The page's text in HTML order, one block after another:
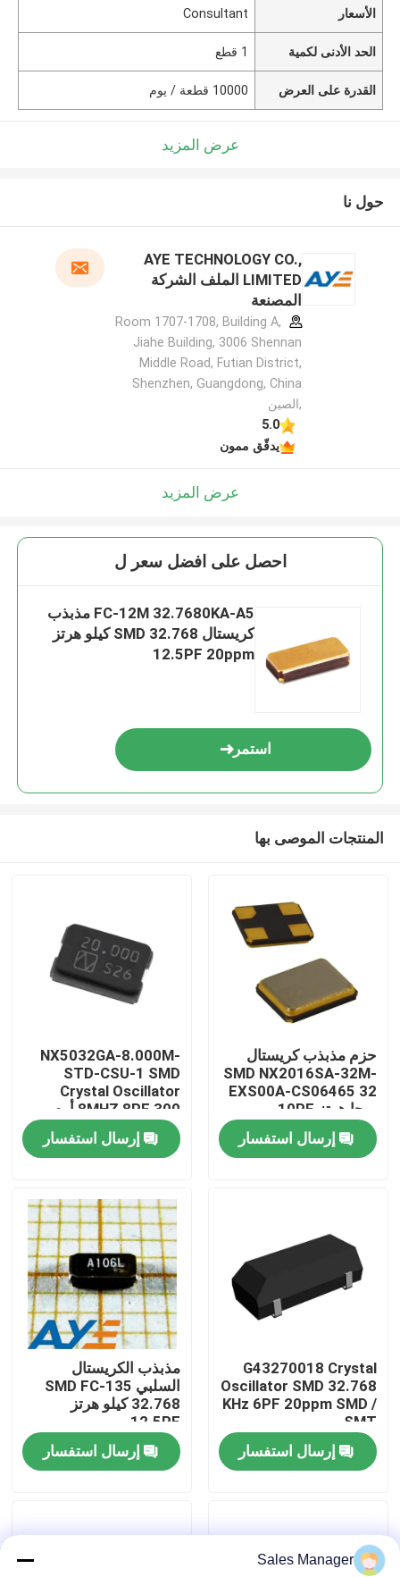
بيت
منتجات
جولة في المعمل
اتصل بنا
اطلب اقتباس
الدوائر المتكاملة IC
الأسعار Consultant
الحد الأدنى لكمية 1 قطع
القدرة على العرض 10000 قطعة / يوم
عرض المزيد
حول نا
AYE TECHNOLOGY CO.,
LIMITED الملف الشركة
المصنعة
Room 1707-1708, Building A,
Jiahe Building, 3006 Shennan
Middle Road, Futian District,
Shenzhen, Guangdong, China
,الصين
5.0
يدقّق ممون
عرض المزيد
احصل على افضل سعر ل
FC-12M 32.7680KA-A5 مذبذب
كريستال SMD 32.768 كيلو هرتز
12.5PF 20ppm
استمر
المنتجات الموصى بها
حزم مذبذب كريستال
SMD NX2016SA-32M-
EXS00A-CS06465 32
ميجا هرتز 10PF
إرسال استفسار
NX5032GA-8.000M-
STD-CSU-1 SMD
Crystal Oscillator
8MHZ 8PF 300 أوم
إرسال استفسار
G43270018 Crystal
Oscillator SMD 32.768
KHz 6PF 20ppm SMD /
SMT
إرسال استفسار
مذبذب الكريستال
السلبي SMD FC-135
32.768 كيلو هرتز
12.5PF
Q13FC1350000400
إرسال استفسار
Sales Manager